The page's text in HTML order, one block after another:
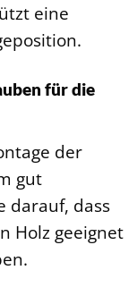
eine
für die
der
gut
darauf, dass
Holz geeignet